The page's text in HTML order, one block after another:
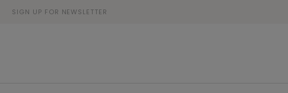
SIGN UP FOR NEWSLETTER